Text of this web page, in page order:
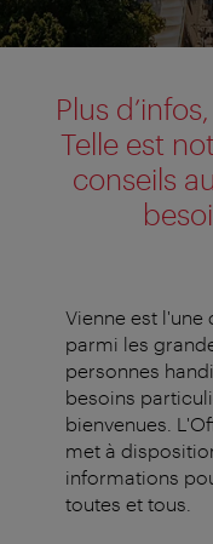
Plus
Telle est
conseils
Vienne est l'une
parmi les
personnes
besoins
bienvenues.
met à
informations
toutes et tous.